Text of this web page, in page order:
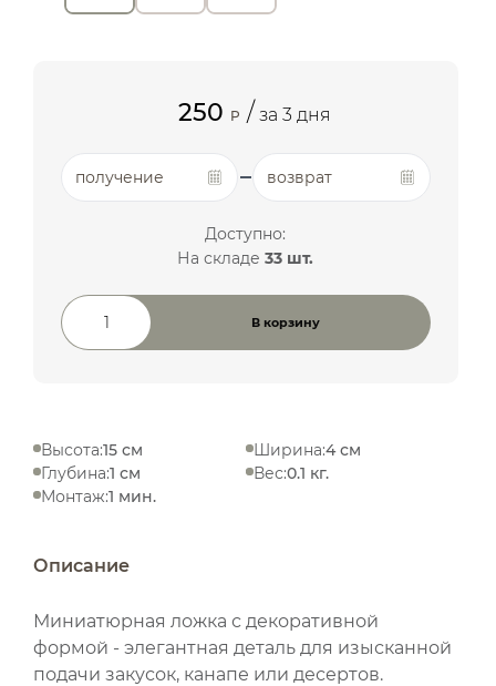
250 P / за 3 дня
получение возврат
Доступно:
На складе33 шт.
Количество товара
В корзину
Высота:15 см Ширина:4 см
Глубина:1 см Вес:0.1 кг.
Монтаж:1 мин.
Описание
Миниатюрная ложка с декоративной
формой - элегантная деталь для изысканной
подачи закусок, канапе или десертов.